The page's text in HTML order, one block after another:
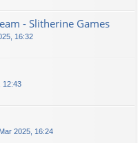
- Slitherine Games
16:32
12:43
2025, 16:24